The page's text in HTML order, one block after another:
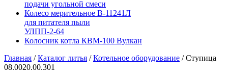
подачи угольной смеси
Колесо мерительное В-11241Л
для питателя пыли
УЛПП-2-64
Колосник котла КВМ-100 Вулкан
Главная /Каталог литья /Котельное оборудование /Ступица
08.0020.00.301